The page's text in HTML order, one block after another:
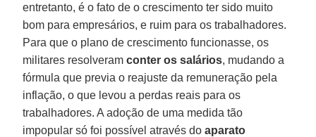
entretanto, é o fato de o crescimento ter sido muito
bom para empresários, e ruim para os trabalhadores.
Para que o plano de crescimento funcionasse, os
militares resolveramconter os salários, mudando a
fórmula que previa o reajuste da remuneração pela
inflação, o que levou a perdas reais para os
trabalhadores. A adoção de uma medida tão
impopular só foi possível através do aparato